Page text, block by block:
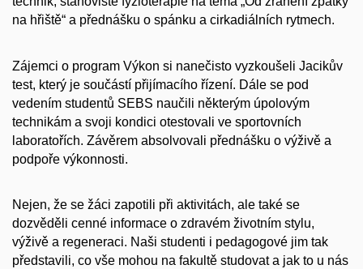
na hřiště“ a přednášku o spánku a cirkadiálních rytmech.
Zájemci o program Výkon si nanečisto vyzkoušeli Jacikův
test, který je součástí přijímacího řízení. Dále se pod
vedením studentů SEBS naučili některým úpolovým
technikám a svoji kondici otestovali ve sportovních
laboratořích. Závěrem absolvovali přednášku o výživě a
podpoře výkonnosti.
Nejen, že se žáci zapotili při aktivitách, ale také se
dozvěděli cenné informace o zdravém životním stylu,
výživě a regeneraci. Naši studenti i pedagogové jim tak
představili, co vše mohou na fakultě studovat a jak to u nás